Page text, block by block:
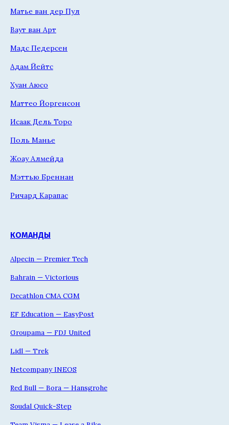
Матье ван дер Пул
Ваут ван Арт
Мадс Педерсен
Адам Йейтс
Хуан Аюсо
Маттео Йоргенсон
Исаак Дель Торо
Поль Манье
Жоау Алмейда
Мэттью Бреннан
Ричард Карапас
КОМАНДЫ
Alpecin — Premier Tech
Bahrain — Victorious
Decathlon CMA CGM
EF Education — EasyPost
Groupama — FDJ United
Lidl — Trek
Netcompany INEOS
Red Bull — Bora — Hansgrohe
Soudal Quick-Step